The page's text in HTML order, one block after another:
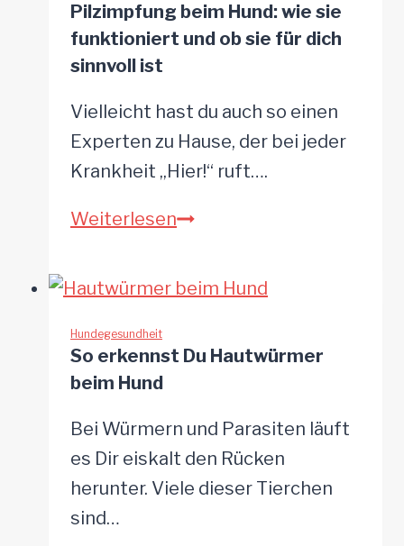
Symptome
und
Pilzimpfung beim Hund: wie sie
funktioniert und ob sie für dich
sinnvoll ist
Vielleicht hast du auch so einen
Experten zu Hause, der bei jeder
Krankheit „Hier!“ ruft….
WeiterlesenPilzimpfung
Hund:
funktioniert
ob
sie
für
Hundegesundheit
So erkennst Du Hautwürmer
beim Hund
Bei Würmern und Parasiten läuft
es Dir eiskalt den Rücken
herunter. Viele dieser Tierchen
sind…